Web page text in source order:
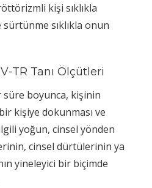
kişi sıklıkla
sıklıkla onun
TR Tanı Ölçütleri
süre boyunca, kişinin
kişiye dokunması ve
yoğun, cinsel yönden
cinsel dürtülerinin ya
yineleyici bir biçimde